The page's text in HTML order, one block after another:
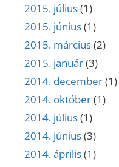
2015. július(1)
2015. június(1)
2015. március(2)
2015. január(3)
2014. december(1)
2014. október(1)
2014. július(1)
2014. június(3)
2014. április(1)